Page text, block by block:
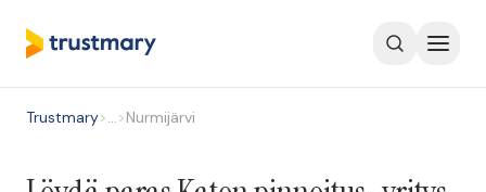
Trustmary>…>Nurmijärvi